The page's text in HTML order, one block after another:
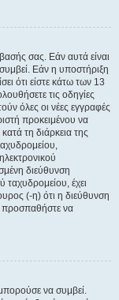
σας. Εάν αυτά είναι
Εάν η υποστήριξη
ότι είστε κάτω των 13
τις οδηγίες
όλες οι νέες εγγραφές
προκειμένου να
τη διάρκεια της
διεύθυνση
ταχυδρομείου, έχει
(-η) ότι η διεύθυνση
προσπαθήστε να
να συμβεί.